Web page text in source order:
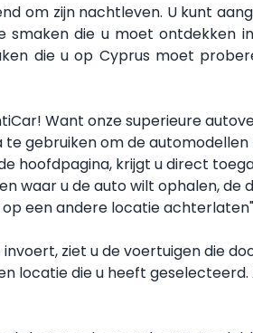
om zijn nachtleven. U kunt
die u moet ontdekken
die u op Cyprus moet
Want onze superieure
gebruiken om de
hoofdpagina, krijgt u direct
waar u de auto wilt ophalen, de
een andere locatie
ziet u de voertuigen die
locatie die u heeft